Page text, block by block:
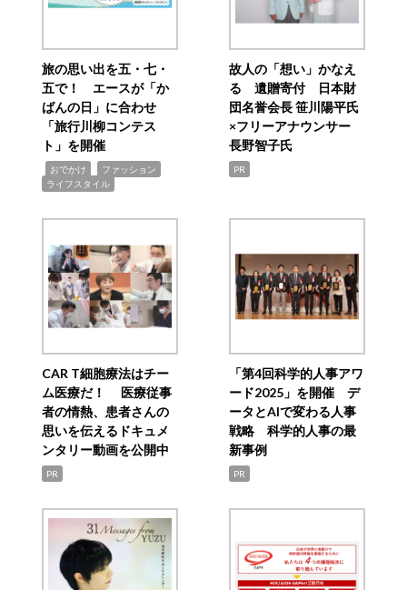
旅の思い出を五・七・
五で！ エースが「か
ばんの日」に合わせ
「旅行川柳コンテス
ト」を開催
おでかけ ファッション
ライフスタイル
故人の「想い」かなえ
る 遺贈寄付 日本財
団名誉会長 笹川陽平氏
×フリーアナウンサー
長野智子氏
PR
CAR T細胞療法はチー
ム医療だ！ 医療従事
者の情熱、患者さんの
思いを伝えるドキュメ
ンタリー動画を公開中
PR
「第4回科学的人事アワ
ード2025」を開催 デ
ータとAIで変わる人事
戦略 科学的人事の最
新事例
PR